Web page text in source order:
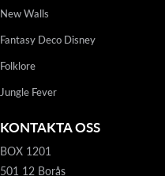
New Walls
Fantasy Deco Disney
Folklore
Jungle Fever
KONTAKTA OSS
BOX 1201
501 12 Borås